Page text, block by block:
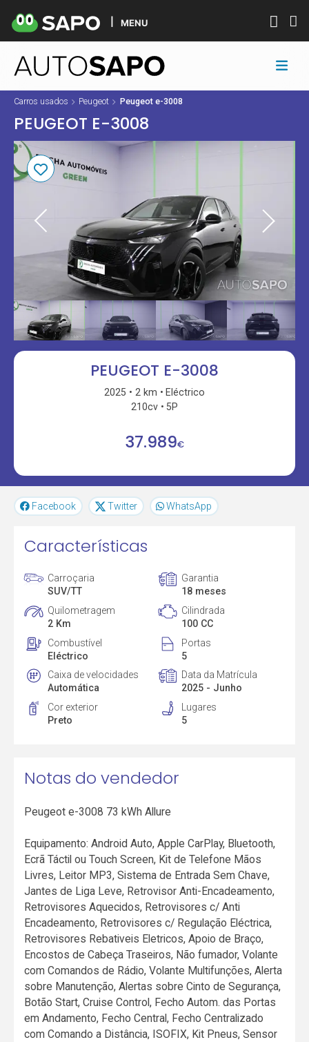
MENU
Carros usados Peugeot Peugeot e-3008
PEUGEOT E-3008
PEUGEOT E-3008
2025 2 km
Eléctrico
210cv
5P
37.989€
Facebook Twitter WhatsApp
Características
Carroçaria
SUV/TT
Garantia
18 meses
Quilometragem
2 Km
Cilindrada
100 CC
Combustível
Eléctrico
Portas
5
Caixa de velocidades
Automática
Data da Matrícula
2025 - Junho
Cor exterior
Preto
Lugares
5
Notas do vendedor
Peugeot e-3008 73 kWh Allure
Equipamento: Android Auto, Apple CarPlay, Bluetooth,
Ecrã Táctil ou Touch Screen, Kit de Telefone Mãos
Livres, Leitor MP3, Sistema de Entrada Sem Chave,
Jantes de Liga Leve, Retrovisor Anti-Encadeamento,
Retrovisores Aquecidos, Retrovisores c/ Anti
Encadeamento, Retrovisores c/ Regulação Eléctrica,
Retrovisores Rebativeis Eletricos, Apoio de Braço,
Encostos de Cabeça Traseiros, Não fumador, Volante
com Comandos de Rádio, Volante Multifunções, Alerta
sobre Manutenção, Alertas sobre Cinto de Segurança,
Botão Start, Cruise Control, Fecho Autom. das Portas
em Andamento, Fecho Central, Fecho Centralizado
com Comando a Distância, ISOFIX, Kit Pneus, Sensor